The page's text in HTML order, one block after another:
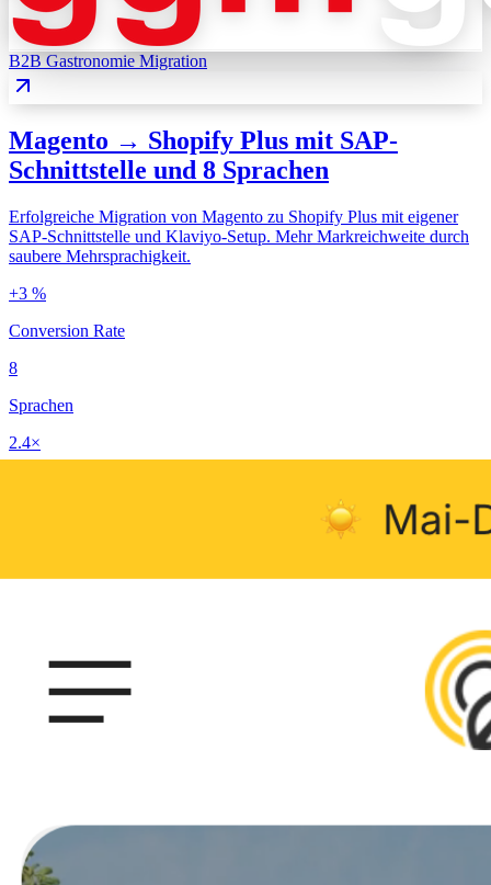
B2B Gastronomie Migration
Magento → Shopify Plus mit SAP-
Schnittstelle und 8 Sprachen
Erfolgreiche Migration von Magento zu Shopify Plus mit eigener
SAP-Schnittstelle und Klaviyo-Setup. Mehr Markreichweite durch
saubere Mehrsprachigkeit.
+3 %
Conversion Rate
8
Sprachen
2.4×